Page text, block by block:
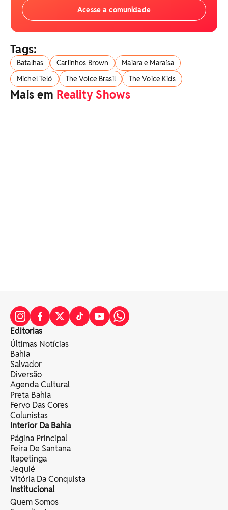
Acesse a comunidade
Tags:
Batalhas Carlinhos Brown
Maiara e Maraísa
Michel Teló
The Voice Brasil The Voice Kids
Mais em Reality Shows
Editorias
Últimas Notícias
Bahia
Salvador
Diversão
Agenda Cultural
Preta Bahia
Fervo Das Cores
Colunistas
Interior Da Bahia
Página Principal
Feira De Santana
Itapetinga
Jequié
Vitória Da Conquista
Institucional
Quem Somos